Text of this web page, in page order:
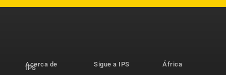
Acerca de
IPS
Sigue a IPS
África